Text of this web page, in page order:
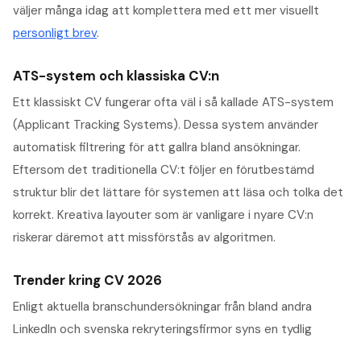
väljer många idag att komplettera med ett mer visuellt
personligt brev.
ATS-system och klassiska CV:n
Ett klassiskt CV fungerar ofta väl i så kallade ATS-system
(Applicant Tracking Systems). Dessa system använder
automatisk filtrering för att gallra bland ansökningar.
Eftersom det traditionella CV:t följer en förutbestämd
struktur blir det lättare för systemen att läsa och tolka det
korrekt. Kreativa layouter som är vanligare i nyare CV:n
riskerar däremot att missförstås av algoritmen.
Trender kring CV 2026
Enligt aktuella branschundersökningar från bland andra
LinkedIn och svenska rekryteringsfirmor syns en tydlig